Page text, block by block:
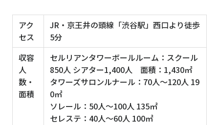
アク
セス
JR・京王井の頭線「渋谷駅」西口より徒歩
5分
収容
人
数・
面積
セルリアンタワーボールルーム：スクール
850人 シアター1,400人 面積：1,430㎡
タワーズサロンルナール：70人～120人 19
0㎡
ソレール：50人～100人 135㎡
セレステ：40人～60人 100㎡